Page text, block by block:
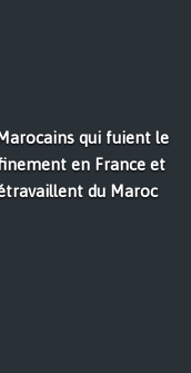
qui fuient le
en France et
du Maroc